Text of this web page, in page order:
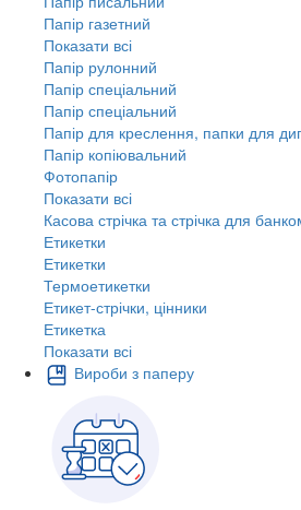
Папір газетний
Показати всі
Папір рулонний
Папір спеціальний
Папір спеціальний
Папір для креслення, папки для
Папір копіювальний
Фотопапір
Показати всі
Касова стрічка та стрічка для
Етикетки
Етикетки
Термоетикетки
Етикет-стрічки, цінники
Етикетка
Показати всі
Вироби з паперу